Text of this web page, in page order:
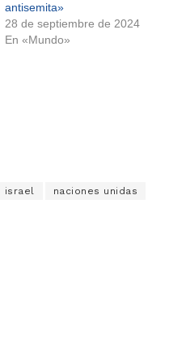
antisemita»
28 de septiembre de 2024
En «Mundo»
israel naciones unidas